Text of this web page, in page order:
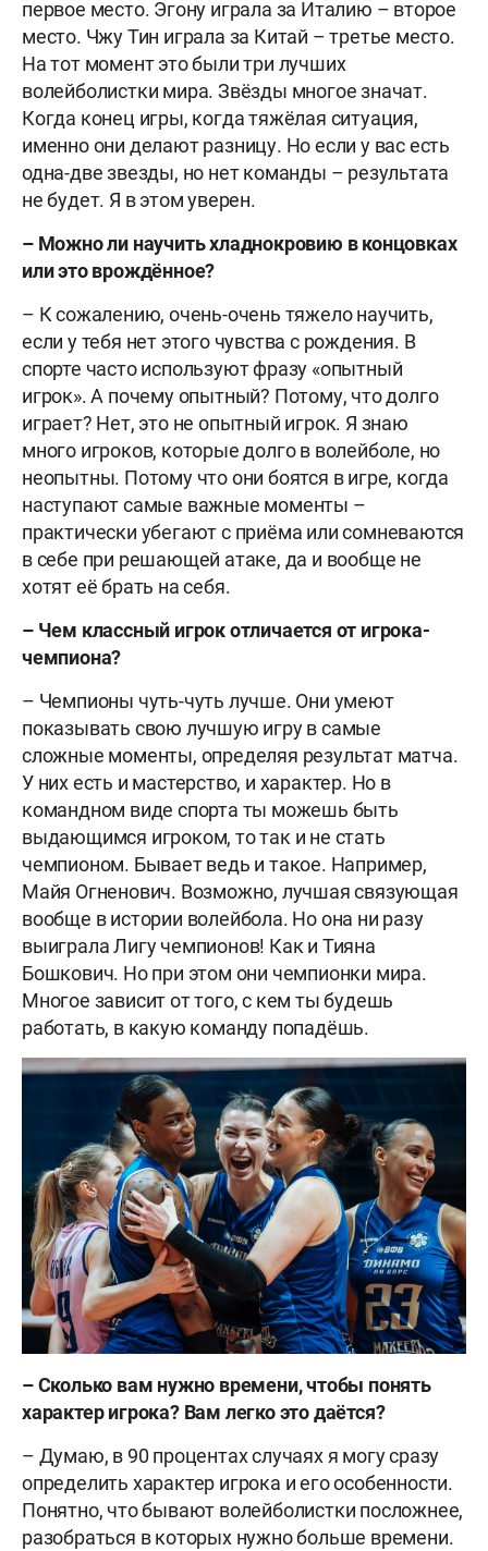
первое место. Эгону играла за Италию – второе
место. Чжу Тин играла за Китай – третье место.
На тот момент это были три лучших
волейболистки мира. Звёзды многое значат.
Когда конец игры, когда тяжёлая ситуация,
именно они делают разницу. Но если у вас есть
одна-две звезды, но нет команды – результата
не будет. Я в этом уверен.
– Можно ли научить хладнокровию в концовках
или это врождённое?
– К сожалению, очень-очень тяжело научить,
если у тебя нет этого чувства с рождения. В
спорте часто используют фразу «опытный
игрок». А почему опытный? Потому, что долго
играет? Нет, это не опытный игрок. Я знаю
много игроков, которые долгов волейболе, но
неопытны. Потому что они боятся в игре, когда
наступают самые важные моменты –
практически убегают с приёма или сомневаются
в себе при решающей атаке, да и вообще не
хотят её брать на себя.
– Чем классный игрок отличается от игрока-
чемпиона?
– Чемпионы чуть-чуть лучше. Они умеют
показывать свою лучшую игрувсамые
сложные моменты, определяя результат матча.
У них есть и мастерство, и характер. Но в
командном виде спорта ты можешь быть
выдающимся игроком, то так и не стать
чемпионом. Бывает ведь и такое. Например,
Майя Огненович. Возможно, лучшая связующая
вообще в истории волейбола. Но она ни разу
выиграла Лигу чемпионов! Как и Тияна
Бошкович. Но при этом они чемпионки мира.
Многое зависит от того, с кем ты будешь
работать, в какую команду попадёшь.
– Сколько вам нужно времени, чтобы понять
характер игрока? Вам легко это даётся?
– Думаю, в 90 процентах случаях я могу сразу
определить характер игрока и его особенности.
Понятно, что бывают волейболистки посложнее,
разобраться в которых нужно больше времени.